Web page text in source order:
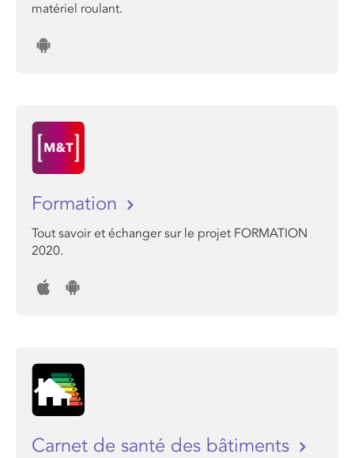
matériel roulant.
Formation
Tout savoir et échanger sur le projet FORMATION
2020.
Carnet de santé des bâtiments